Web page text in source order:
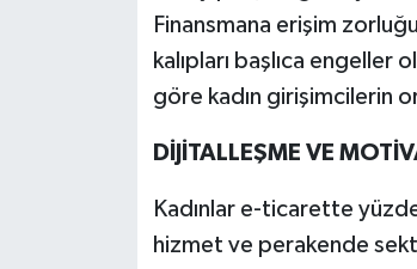
Finansmana erişim
kalıpları başlıca
göre kadın girişimcilerin
DİJİTALLEŞME VE
Kadınlar e-ticarette
hizmet ve perakende